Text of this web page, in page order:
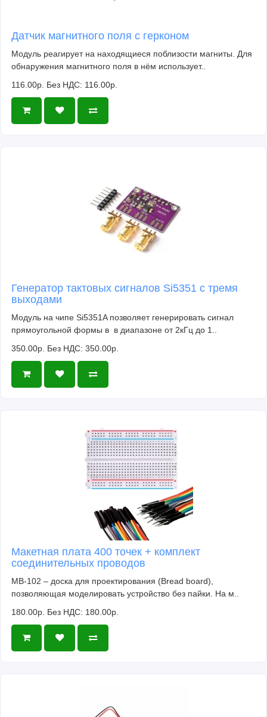
Датчик магнитного поля с герконом
Модуль реагирует на находящиеся поблизости магниты. Для
обнаружения магнитного поля в нём использует..
116.00р. Без НДС: 116.00р.
Генератор тактовых сигналов Si5351 с тремя
выходами
Модуль на чипе Si5351A позволяет генерировать сигнал
прямоугольной формы в в диапазоне от 2кГц до 1..
350.00р. Без НДС: 350.00р.
Макетная плата 400 точек + комплект
соединительных проводов
MB-102 – доска для проектирования (Bread board),
позволяющая моделировать устройство без пайки. На м..
180.00р. Без НДС: 180.00р.